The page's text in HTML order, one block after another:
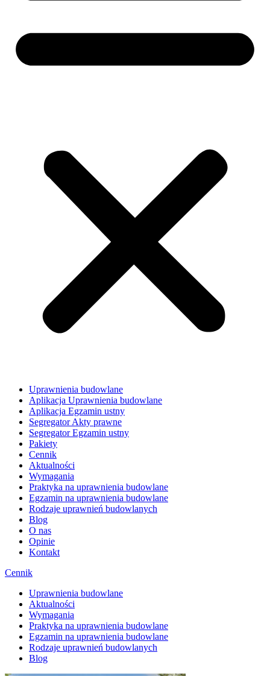
Uprawnienia budowlane
Aplikacja Uprawnienia budowlane
Aplikacja Egzamin ustny
Segregator Akty prawne
Segregator Egzamin ustny
Pakiety
Cennik
Aktualności
Wymagania
Praktyka na uprawnienia budowlane
Egzamin na uprawnienia budowlane
Rodzaje uprawnień budowlanych
Blog
O nas
Opinie
Kontakt
Cennik
Uprawnienia budowlane
Aktualności
Wymagania
Praktyka na uprawnienia budowlane
Egzamin na uprawnienia budowlane
Rodzaje uprawnień budowlanych
Blog